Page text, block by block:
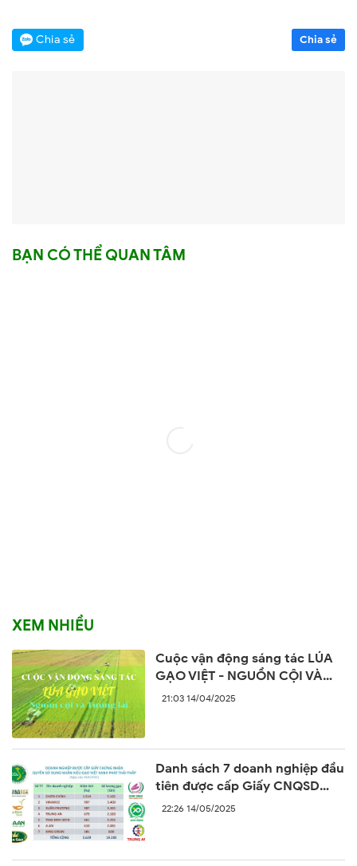
Chia sẻ Chia sẻ
BẠN CÓ THỂ QUAN TÂM
XEM NHIỀU
Cuộc vận động sáng tác LÚA
GẠO VIỆT - NGUỒN CỘI VÀ
TƯƠNG LAI
21:03 14/04/2025
Danh sách 7 doanh nghiệp đầu
tiên được cấp Giấy CNQSD
nhãn hiệu “Gạo Việt xanh phát
22:26 14/05/2025